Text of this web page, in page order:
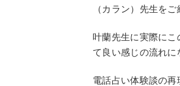
（カラン）先生をご
叶蘭先生に実際に
て良い感じの流れに
電話占い体験談の再